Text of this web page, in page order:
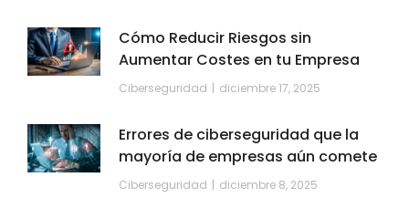
Cómo Reducir Riesgos sin
Aumentar Costes en tu Empresa
Ciberseguridad diciembre 17, 2025
Errores de ciberseguridad que la
mayoría de empresas aún comete
Ciberseguridad diciembre 8, 2025